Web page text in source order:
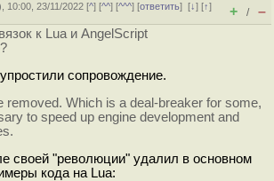
10:00, 23/11/2022 [^] [^^] [^^^] [ответить][↓] [↑]
+ / –
к Lua и AngelScript
сопровождение.
removed. Which is a deal-breaker for some,
to speed up engine development and
своей "революции" удалил в основном
кода на Lua: